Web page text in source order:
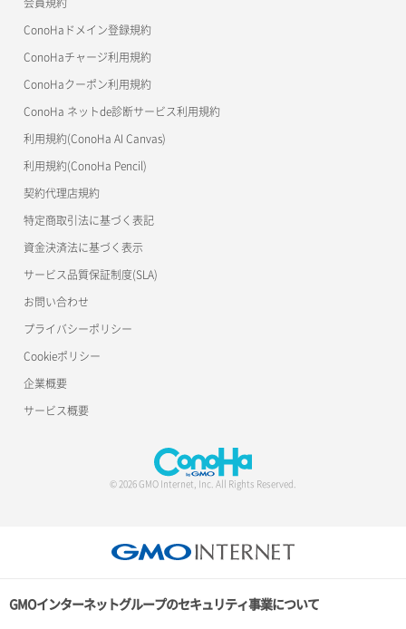
コンテナ削除
ラージオブジェクトアップロード(DLO)
一時的Web公開
ConoHa for GAME
OpenStack CLI
Terraform
s3cmd
公開API(ConoHa VPS Ver.2.0)
ConoHaドメイン登録規約
ConoHaチャージ利用規約
ConoHaクーポン利用規約
ConoHa ネットde診断サービス利用規約
利用規約(ConoHa AI Canvas)
利用規約(ConoHa Pencil)
契約代理店規約
特定商取引法に基づく表記
資金決済法に基づく表示
サービス品質保証制度(SLA)
お問い合わせ
プライバシーポリシー
Cookieポリシー
企業概要
サービス概要
© 2026 GMO Internet, Inc. All Rights Reserved.
GMOインターネットグループのセキュリティ事業について